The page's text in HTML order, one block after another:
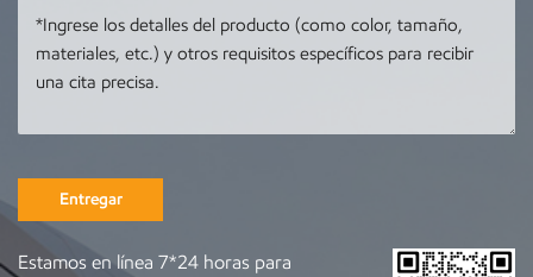
Entregar
Estamos en línea 7*24 horas para